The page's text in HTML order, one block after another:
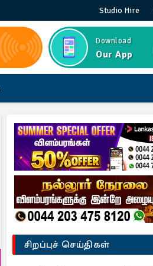
Studio Hire
Download
Our App
சிறப்புச் செய்திகள்